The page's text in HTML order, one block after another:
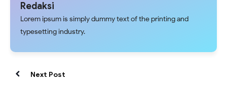
Redaksi
Lorem ipsum is simply dummy text of the printing and
typesetting industry.
Next Post